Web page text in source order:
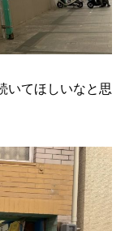
いてほしいなと思